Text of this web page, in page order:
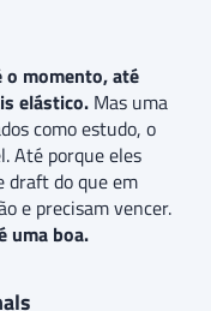
o momento, até
elástico. Mas uma
como estudo, o
Até porque eles
draft do que em
e precisam vencer.
uma boa.